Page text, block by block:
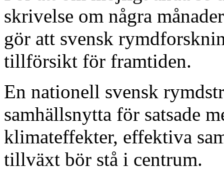
skrivelse om några
gör att svensk
tillförsikt för framtiden.
En nationell svensk
samhällsnytta för satsade
klimateffekter, effektiva
tillväxt bör stå i centrum.